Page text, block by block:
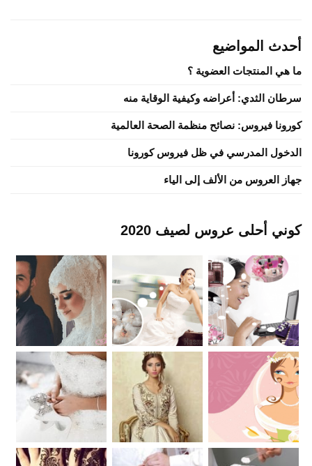
أحدث المواضيع
ما هي المنتجات العضوية ؟
سرطان الثدي: أعراضه وكيفية الوقاية منه
كورونا فيروس: نصائح منظمة الصحة العالمية
الدخول المدرسي في ظل فيروس كورونا
جهاز العروس من الألف إلى الياء
كوني أحلى عروس لصيف 2020